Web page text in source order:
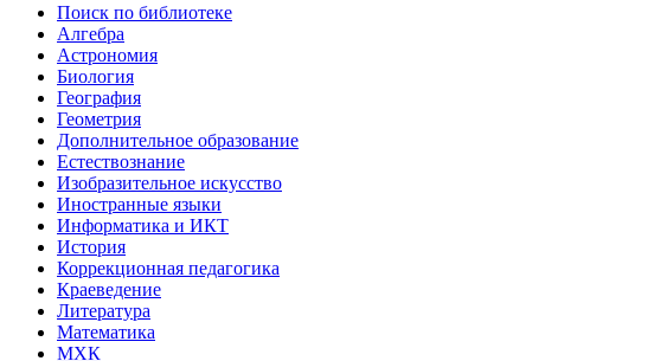
Поиск по библиотеке
Алгебра
Астрономия
Биология
География
Геометрия
Дополнительное образование
Естествознание
Изобразительное искусство
Иностранные языки
Информатика и ИКТ
История
Коррекционная педагогика
Краеведение
Литература
Математика
МХК